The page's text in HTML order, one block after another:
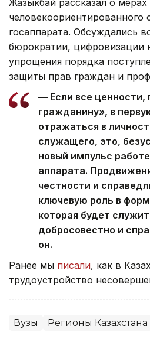
человекоориентированного
госаппарата. Обсуждались
бюрократии, цифровизации
упрощения порядка
защиты прав граждан и
— Если все
гражданину», в
отражаться в
служащего, это,
новый импульс
аппарата.
честности и
ключевую роль в
которая будет
добросовестно и
он.
Ранее мы писали, как в
трудоустройство
Вузы Регионы Казахстана